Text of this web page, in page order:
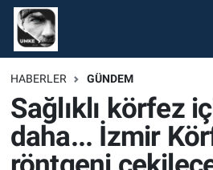
HABERLER GÜNDEM
Sağlıklı körfez
daha... İzmir
Gündem
Ekonomi
Spor
Nöbetçi Eczaneler
Hava Durumu
Namaz Vakitleri